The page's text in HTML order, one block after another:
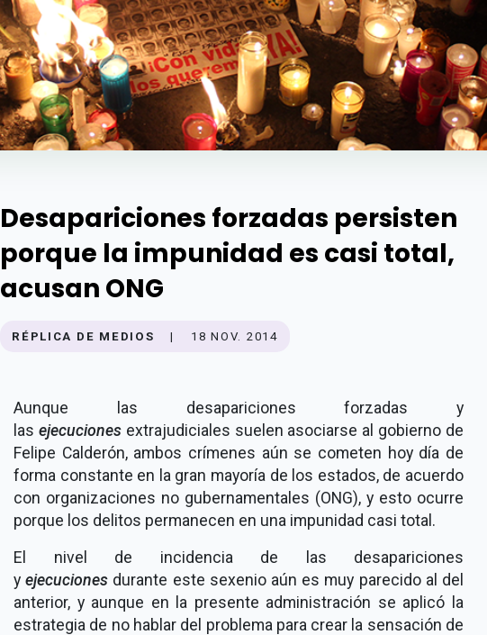
Desapariciones forzadas persisten
porque la impunidad es casi total,
acusan ONG
RÉPLICA DE MEDIOS | 18 NOV. 2014
Aunque las desapariciones forzadas y
las ejecucionesextrajudiciales suelen asociarse al gobierno de
Felipe Calderón, ambos crímenes aún se cometen hoy día de
forma constante en la gran mayoría de los estados, de acuerdo
con organizaciones no gubernamentales (ONG), y esto ocurre
porque los delitos permanecen en una impunidad casi total.
El nivel de incidencia de las desapariciones
yejecuciones durante este sexenio aún es muy parecido al del
anterior, y aunque en la presente administración se aplicó la
estrategia de no hablar del problema para crear la sensación de